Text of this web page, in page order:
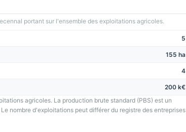
portant sur l'ensemble des exploitations agricoles.
5
155 ha
4
200 k€
agricoles. La production brute standard (PBS) est un
nombre d'exploitations peut différer du registre des entreprises